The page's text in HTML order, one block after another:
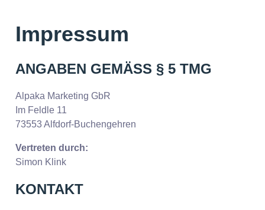
Impressum
ANGABEN GEMÄSS § 5 TMG
Alpaka Marketing GbR
Im Feldle 11
73553 Alfdorf-Buchengehren
Vertreten durch:
Simon Klink
KONTAKT